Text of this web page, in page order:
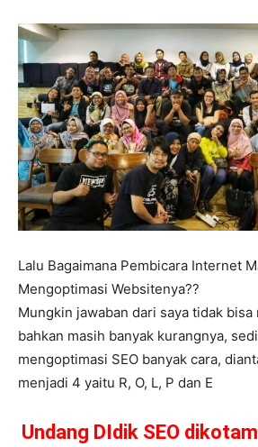
Lalu Bagaimana Pembicara Internet
Mengoptimasi Websitenya??
Mungkin jawaban dari saya tidak
bahkan masih banyak kurangnya,
mengoptimasi SEO banyak cara,
menjadi 4 yaitu R, O, L, P dan E
Undang DIdik SEO